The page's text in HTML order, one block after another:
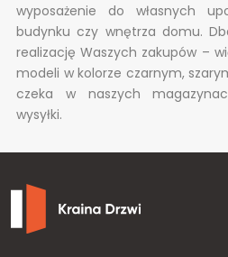
wyposażenie do własnych
budynku czy wnętrza domu.
realizację Waszych zakupów –
modeli w kolorze czarnym,
czeka w naszych
wysyłki.